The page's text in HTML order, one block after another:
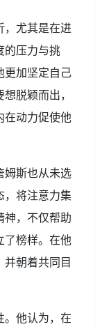
，尤其是在进
的压力与挑
更加坚定自己
脱颖而出，
在动力促使他
姆斯也从未选
，将注意力集
神，不仅帮助
了榜样。在他
并朝着共同目
。他认为，在